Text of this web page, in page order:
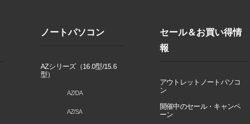
ノートパソコン
AZシリーズ（16.0型/15.6
型）
AZ/DA
AZ/SA
セール＆お買い得情
報
アウトレットノートパソコ
ン
開催中のセール・キャンペ
ーン